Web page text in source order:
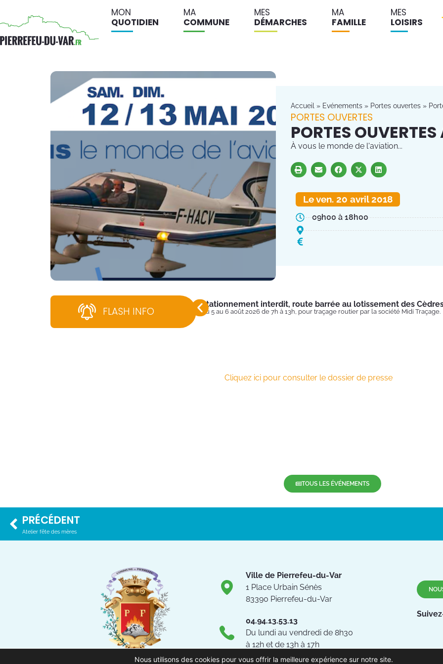
MON
QUOTIDIEN
MA
COMMUNE
MES
DÉMARCHES
MA
FAMILLE
MES
LOISIRS
Accueil » Evénements » Portes ouvertes »
PORTES OUVERTES
PORTES
À vous le monde de l'aviation...
Le ven. 20 avril 2018
09h00 à 18h00
FLASH INFO
Stationnement interdit, route barrée au lotissement des
Du 5 au 6 août 2026 de 7h à 13h, pour traçage routier par la société Midi Traçage.
Cliquez ici pour consulter le dossier de presse
TOUS LES ÉVÉNEMENTS
PRÉCÉDENT
Atelier fête des mères
Ville de Pierrefeu-du-Var
1 Place Urbain Sénès
83390 Pierrefeu-du-Var
04.94.13.53.13
Du lundi au vendredi de 8h30
à 12h et de 13h à 17h
Nous utilisons des cookies pour vous offrir la meilleure expérience sur notre site.